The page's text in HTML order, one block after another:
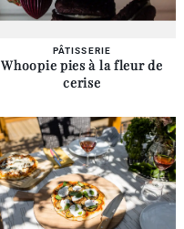
PÂTISSERIE
Whoopie pies à la fleur de
cerise